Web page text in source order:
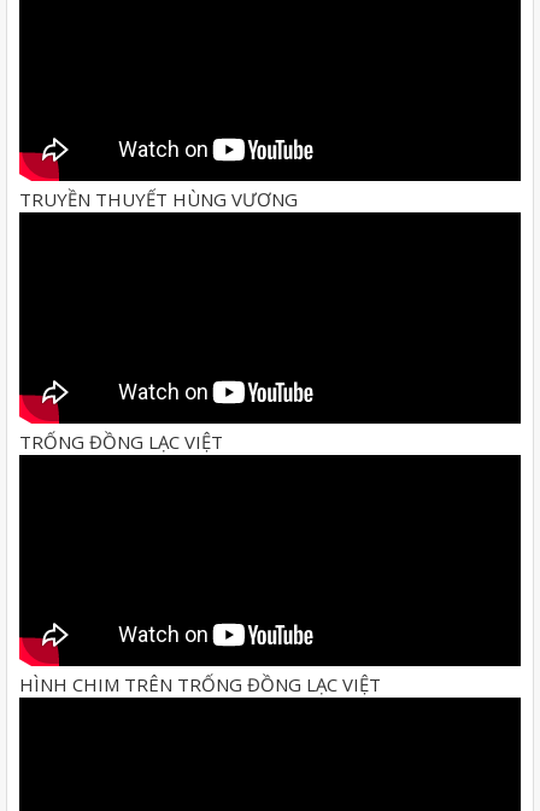
TRUYỀN THUYẾT HÙNG VƯƠNG
TRỐNG ĐỒNG LẠC VIỆT
HÌNH CHIM TRÊN TRỐNG ĐỒNG LẠC VIỆT